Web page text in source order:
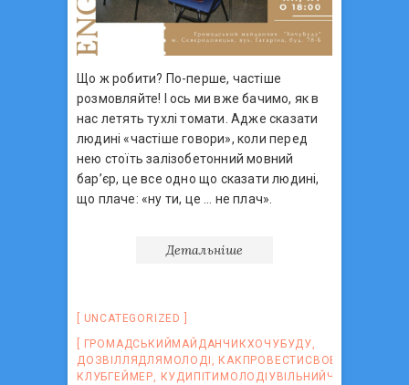
Що ж робити? По-перше, частіше
розмовляйте! І ось ми вже бачимо, як в
нас летять тухлі томати. Адже сказати
людині «частіше говори», коли перед
нею стоїть залізобетонний мовний
бар’єр, це все одно що сказати людині,
що плаче: «ну ти, це … не плач».
Детальніше
UNCATEGORIZED
ГРОМАДСЬКИЙМАЙДАНЧИКХОЧУБУДУ
ДОЗВІЛЛЯДЛЯМОЛОДІ
КЛУБГЕЙМЕР
КУДИПІТИМОЛОДІУВІЛЬНИЙЧАС